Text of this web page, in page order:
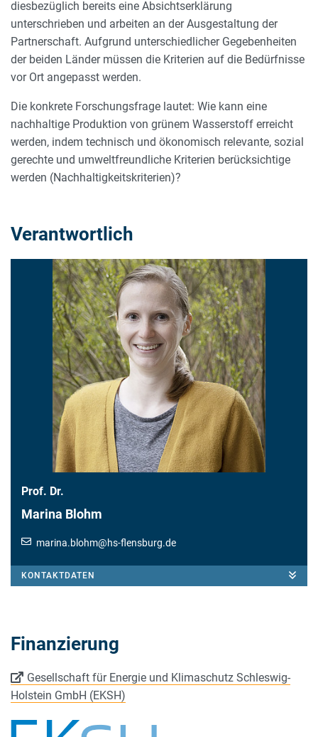
diesbezüglich bereits eine Absichtserklärung
unterschrieben und arbeiten an der Ausgestaltung der
Partnerschaft. Aufgrund unterschiedlicher Gegebenheiten
der beiden Länder müssen die Kriterien auf die Bedürfnisse
vor Ort angepasst werden.
Die konkrete Forschungsfrage lautet: Wie kann eine
nachhaltige Produktion von grünem Wasserstoff erreicht
werden, indem technisch und ökonomisch relevante, sozial
gerechte und umweltfreundliche Kriterien berücksichtige
werden (Nachhaltigkeitskriterien)?
Verantwortlich
Prof. Dr.
Marina Blohm
marina.blohm@hs-flensburg.de
KONTAKTDATEN
Finanzierung
Gesellschaft für Energie und Klimaschutz Schleswig-
Holstein GmbH (EKSH)